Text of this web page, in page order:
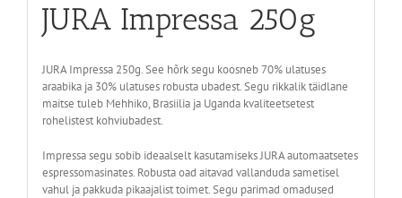
JURA Impressa 250g
JURA Impressa 250g. See hõrk segu koosneb 70% ulatuses
araabika ja 30% ulatuses robusta ubadest. Segu rikkalik täidlane
maitse tuleb Mehhiko, Brasiilia ja Uganda kvaliteetsetest
rohelistest kohviubadest.
Impressa segu sobib ideaalselt kasutamiseks JURA automaatsetes
espressomasinates. Robusta oad aitavad vallanduda sametisel
vahul ja pakkuda pikaajalist toimet. Segu parimad omadused